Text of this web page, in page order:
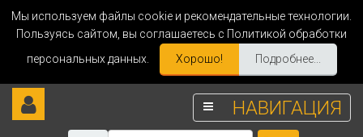
Мы используем файлы cookie и рекомендательные технологии.
Пользуясь сайтом, вы соглашаетесь с Политикой обработки
персональных данных.
Хорошо! Подробнее...
НАВИГАЦИЯ